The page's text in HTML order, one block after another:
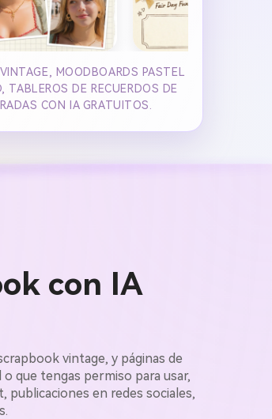
MOODBOARDS PASTEL
TABLEROS DE RECUERDOS DE
CON IA GRATUITOS.
con IA
vintage, y páginas de
que tengas permiso para usar,
publicaciones en redes sociales,